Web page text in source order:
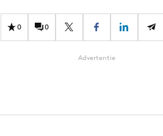
0 0
Advertentie